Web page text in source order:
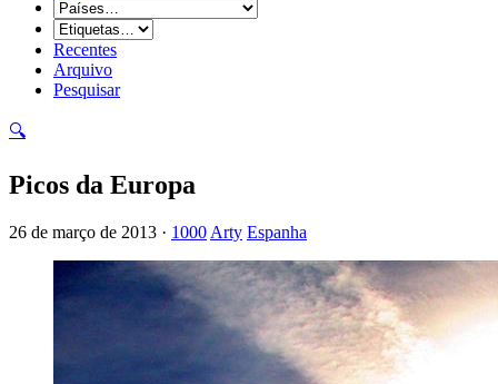
Recentes
Arquivo
Pesquisar
🔍
Picos da Europa
26 de março de 2013 · 1000 Arty Espanha